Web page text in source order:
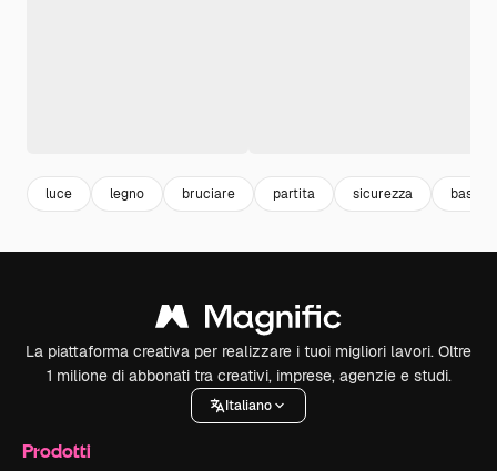
luce legno bruciare partita sicurezza
La piattaforma creativa per realizzare i tuoi migliori lavori. Oltre
1 milione di abbonati tra creativi, imprese, agenzie e studi.
Italiano
Prodotti